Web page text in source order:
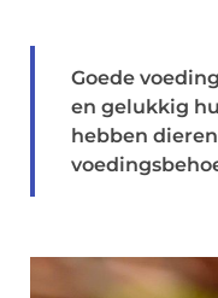
Goede
en gelukkig
hebben